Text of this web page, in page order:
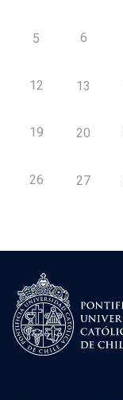
5 6
12 13
19 20
26 27